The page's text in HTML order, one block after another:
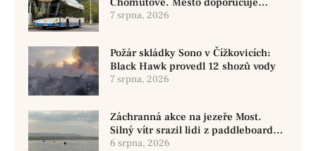
využít MHD
7 srpna, 2026
Požár skládky Sono v Čížkovicích:
Black Hawk provedl 12 shozů vody
7 srpna, 2026
Záchranná akce na jezeře Most.
Silný vítr srazil lidi z paddleboardů,
dvě osoby se pohřešují
6 srpna, 2026